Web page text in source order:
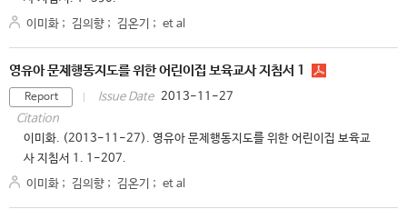
이미화 ; 김의향 ; 김온기 ; et al
영유아 문제행동지도를 위한 어린이집 보육교사 지침서 1
Report Issue Date 2013-11-27
Citation
이미화. (2013-11-27). 영유아 문제행동지도를 위한 어린이집 보육교
사 지침서 1. 1-207.
이미화 ; 김의향 ; 김온기 ; et al